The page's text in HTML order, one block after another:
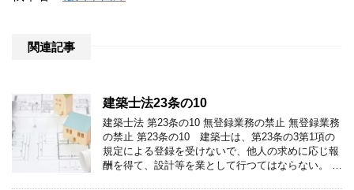
関連記事
建築士法23条の10
建築士法 第23条の10 無登録業務の禁止 無登録業務
の禁止 第23条の10 建築士は、第23条の3第1項の
規定による登録を受けないで、他人の求めに応じ報
酬を得て、設計等を業として行つてはならない。 …